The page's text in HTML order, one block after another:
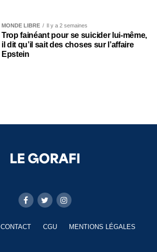
MONDE LIBRE Il y a 2 semaines
Trop fainéant pour se suicider lui-même,
il dit qu’il sait des choses sur l’affaire
Epstein
CONTACT CGU MENTIONS LÉGALES